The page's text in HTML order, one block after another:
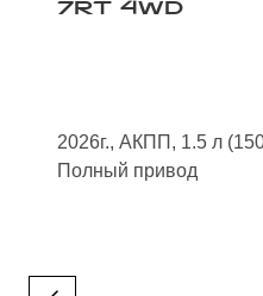
7RT 4WD
2026г., АКПП, 1.5 л
Полный привод